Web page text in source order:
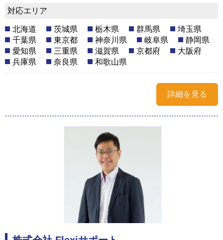
対応エリア
北海道 茨城県 栃木県 群馬県
埼玉県
千葉県
東京都 神奈川県 岐阜県
静岡県
愛知県
三重県 滋賀県 京都府
大阪府
兵庫県
奈良県 和歌山県
詳細を見る